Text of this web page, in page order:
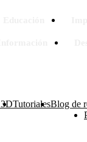
TutorialesBlog de